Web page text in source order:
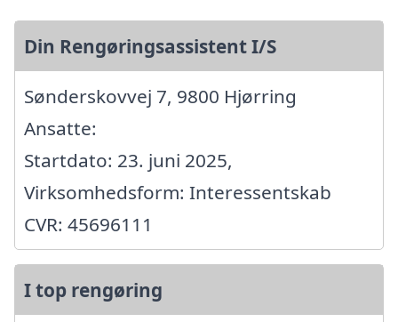
Din Rengøringsassistent I/S
Sønderskovvej 7, 9800 Hjørring
Ansatte:
Startdato: 23. juni 2025,
Virksomhedsform: Interessentskab
CVR: 45696111
I top rengøring